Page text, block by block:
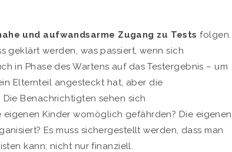
und aufwandsarme Zugang zu Tests folgen.
geklärt werden, was passiert, wenn sich
in Phase des Wartens auf das Testergebnis – um
Elternteil angesteckt hat, aber die
Benachrichtigten sehen sich
eigenen Kinder womöglich gefährden? Die eigenen
Es muss sichergestellt werden, dass man
kann; nicht nur finanziell.